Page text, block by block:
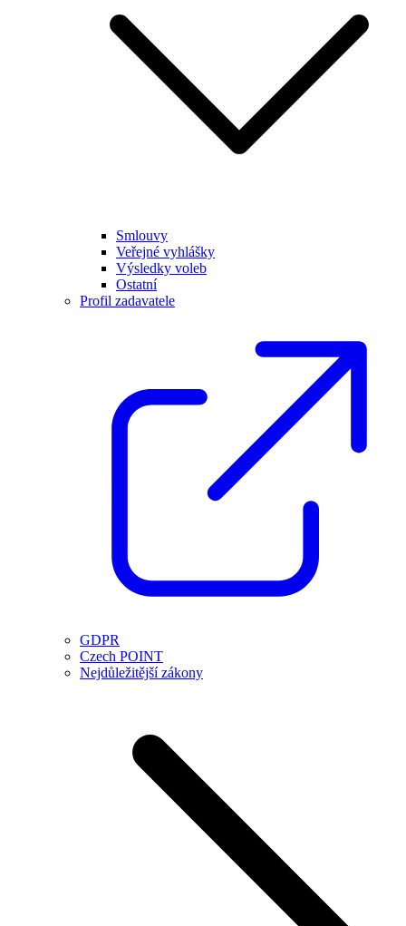
Smlouvy
Veřejné vyhlášky
Výsledky voleb
Ostatní
Profil zadavatele
GDPR
Czech POINT
Nejdůležitější zákony